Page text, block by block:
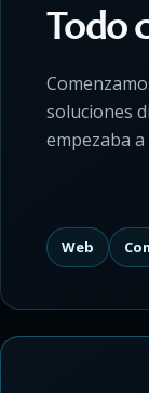
Todo
soluciones
empezaba
Web